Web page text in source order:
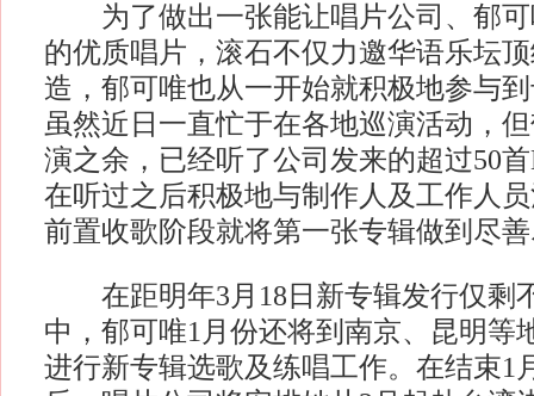
为了做出一张能让唱片公司、郁可
的优质唱片，滚石不仅力邀华语乐坛
造，郁可唯也从一开始就积极地参与
虽然近日一直忙于在各地巡演活动，
演之余，已经听了公司发来的超过50
在听过之后积极地与制作人及工作人
前置收歌阶段就将第一张专辑做到尽
在距明年3月18日新专辑发行仅剩
中，郁可唯1月份还将到南京、昆明等
进行新专辑选歌及练唱工作。在结束1